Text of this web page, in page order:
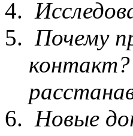
Почему
Новые